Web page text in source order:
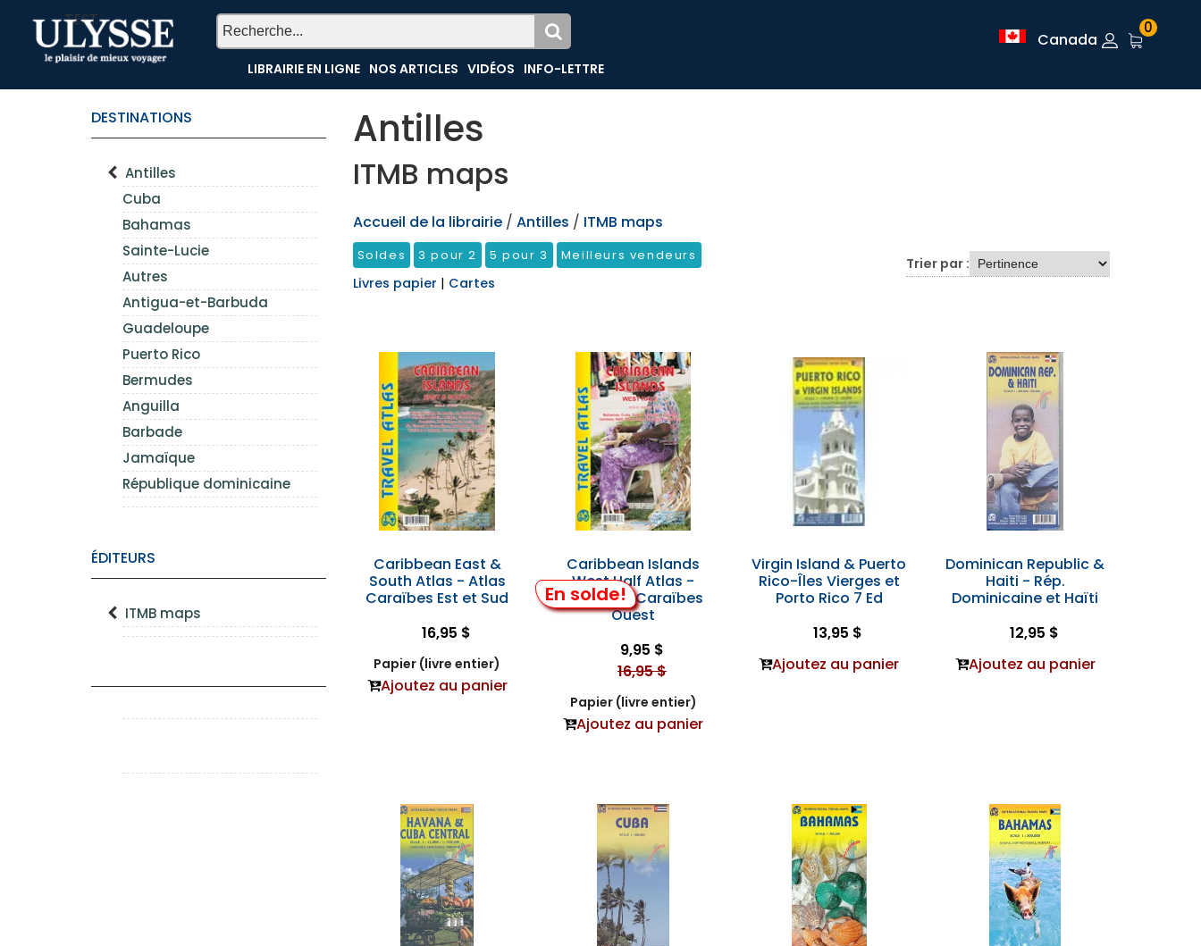
TEST
LIBRAIRIE EN LIGNE NOS ARTICLES VIDÉOS INFO-LETTRE
Canada
0
DESTINATIONS
Antilles
Cuba
Bahamas
Sainte-Lucie
Autres
Antigua-et-Barbuda
Guadeloupe
Puerto Rico
Bermudes
Anguilla
Barbade
Jamaïque
République dominicaine
ÉDITEURS
ITMB maps
Antilles
ITMB maps
Accueil de la librairie / Antilles / ITMB maps
Soldes 3 pour 2 5 pour 3 Meilleurs vendeurs
Livres papier | Cartes
Trier par :
Caribbean East &
South Atlas - Atlas
Caraïbes Est et Sud
16,95 $
Papier (livre entier)
Ajoutez au panier
En solde!
Caribbean Islands
West Half Atlas -
Atlas des Caraïbes
Ouest
9,95 $
16,95 $
Papier (livre entier)
Ajoutez au panier
Virgin Island & Puerto
Rico-Îles Vierges et
Porto Rico 7 Ed
13,95 $
Ajoutez au panier
Dominican Republic &
Haiti - Rép.
Dominicaine et Haïti
12,95 $
Ajoutez au panier